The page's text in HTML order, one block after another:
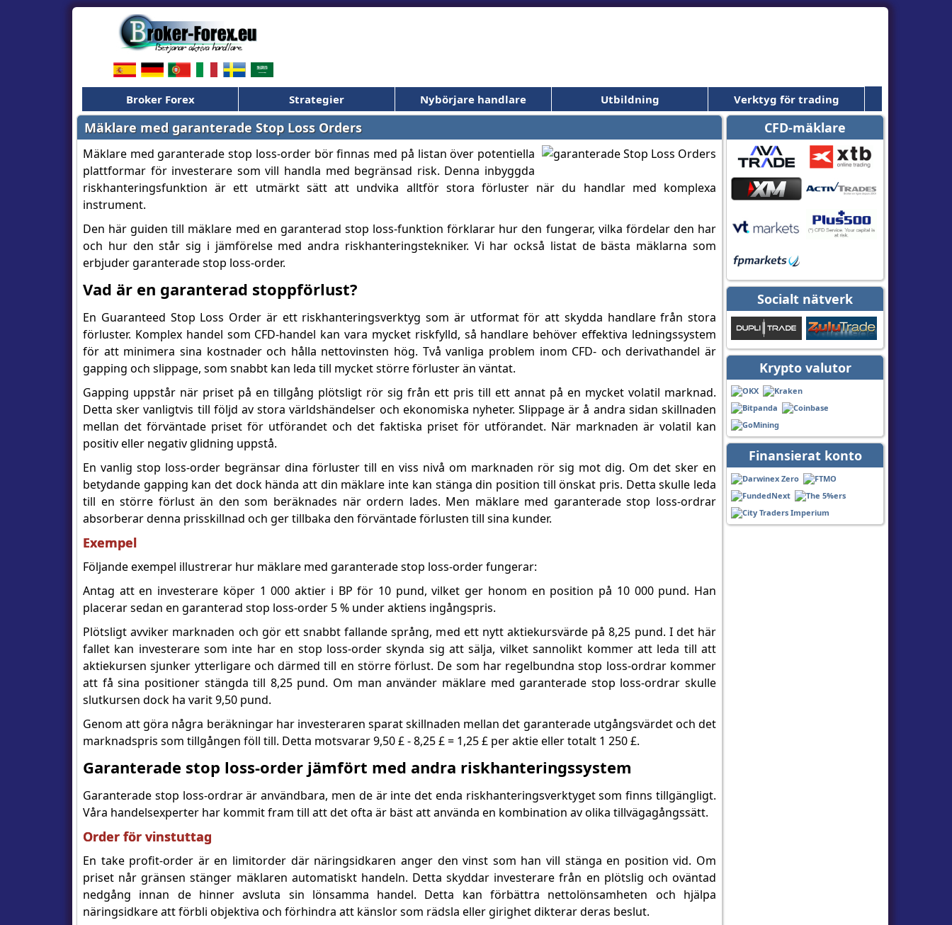
Broker Forex Strategier Nybörjare handlare Utbildning Verktyg för trading
CFD-mäklare
Socialt nätverk
Krypto valutor
Finansierat konto
Mäklare med garanterade Stop Loss Orders
Mäklare med garanterade stop loss-order bör finnas med på listan över potentiella
plattformar för investerare som vill handla med begränsad risk. Denna inbyggda
riskhanteringsfunktion är ett utmärkt sätt att undvika alltför stora förluster när du handlar med komplexa
instrument.
Den här guiden till mäklare med en garanterad stop loss-funktion förklarar hur den fungerar, vilka fördelar den har
och hur den står sig i jämförelse med andra riskhanteringstekniker. Vi har också listat de bästa mäklarna som
erbjuder garanterade stop loss-order.
Vad är en garanterad stoppförlust?
En Guaranteed Stop Loss Order är ett riskhanteringsverktyg som är utformat för att skydda handlare från stora
förluster. Komplex handel som CFD-handel kan vara mycket riskfylld, så handlare behöver effektiva ledningssystem
för att minimera sina kostnader och hålla nettovinsten hög. Två vanliga problem inom CFD- och derivathandel är
gapping och slippage, som snabbt kan leda till mycket större förluster än väntat.
Gapping uppstår när priset på en tillgång plötsligt rör sig från ett pris till ett annat på en mycket volatil marknad.
Detta sker vanligtvis till följd av stora världshändelser och ekonomiska nyheter. Slippage är å andra sidan skillnaden
mellan det förväntade priset för utförandet och det faktiska priset för utförandet. När marknaden är volatil kan
positiv eller negativ glidning uppstå.
En vanlig stop loss-order begränsar dina förluster till en viss nivå om marknaden rör sig mot dig. Om det sker en
betydande gapping kan det dock hända att din mäklare inte kan stänga din position till önskat pris. Detta skulle leda
till en större förlust än den som beräknades när ordern lades. Men mäklare med garanterade stop loss-ordrar
absorberar denna prisskillnad och ger tillbaka den förväntade förlusten till sina kunder.
Exempel
Följande exempel illustrerar hur mäklare med garanterade stop loss-order fungerar:
Antag att en investerare köper 1 000 aktier i BP för 10 pund, vilket ger honom en position på 10 000 pund. Han
placerar sedan en garanterad stop loss-order 5 % under aktiens ingångspris.
Plötsligt avviker marknaden och gör ett snabbt fallande språng, med ett nytt aktiekursvärde på 8,25 pund. I det här
fallet kan investerare som inte har en stop loss-order skynda sig att sälja, vilket sannolikt kommer att leda till att
aktiekursen sjunker ytterligare och därmed till en större förlust. De som har regelbundna stop loss-ordrar kommer
att få sina positioner stängda till 8,25 pund. Om man använder mäklare med garanterade stop loss-ordrar skulle
slutkursen dock ha varit 9,50 pund.
Genom att göra några beräkningar har investeraren sparat skillnaden mellan det garanterade utgångsvärdet och det
marknadspris som tillgången föll till. Detta motsvarar 9,50 £ - 8,25 £ = 1,25 £ per aktie eller totalt 1 250 £.
Garanterade stop loss-order jämfört med andra riskhanteringssystem
Garanterade stop loss-ordrar är användbara, men de är inte det enda riskhanteringsverktyget som finns tillgängligt.
Våra handelsexperter har kommit fram till att det ofta är bäst att använda en kombination av olika tillvägagångssätt.
Order för vinstuttag
En take profit-order är en limitorder där näringsidkaren anger den vinst som han vill stänga en position vid. Om
priset når gränsen stänger mäklaren automatiskt handeln. Detta skyddar investerare från en plötslig och oväntad
nedgång innan de hinner avsluta sin lönsamma handel. Detta kan förbättra nettolönsamheten och hjälpa
näringsidkare att förbli objektiva och förhindra att känslor som rädsla eller girighet dikterar deras beslut.